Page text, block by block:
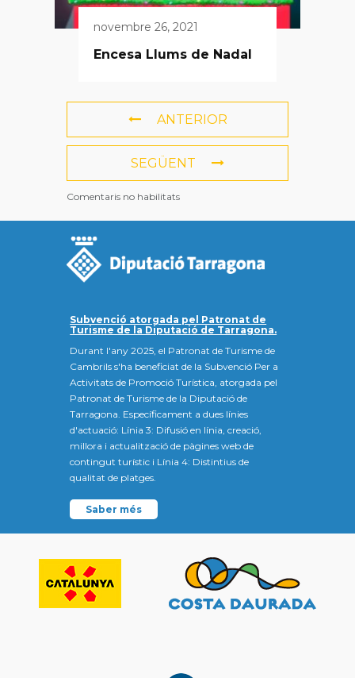
novembre 26, 2021
Encesa Llums de Nadal
ANTERIOR
SEGÜENT
Comentaris no habilitats
Subvenció atorgada pel Patronat de
Turisme de la Diputació de Tarragona.
Durant l'any 2025, el Patronat de Turisme de
Cambrils s'ha beneficiat de la Subvenció Per a
Activitats de Promoció Turística, atorgada pel
Patronat de Turisme de la Diputació de
Tarragona. Específicament a dues línies
d'actuació: Línia 3: Difusió en línia, creació,
millora i actualització de pàgines web de
contingut turístic i Línia 4: Distintius de
qualitat de platges.
Saber més